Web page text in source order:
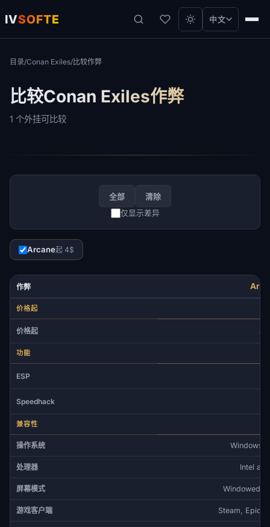
IVSOFTE 中文
目录/Conan Exiles/比较作弊
比较Conan Exiles作弊
1 个外挂可比较
全部
清除
仅显示差异
Arcane起 4$
作弊
价格起
价格起 4$
功能
ESP
Speedhack
兼容性
操作系统 Windows
处理器 Intel
屏幕模式 Windowed /
游戏客户端 Steam, Epic